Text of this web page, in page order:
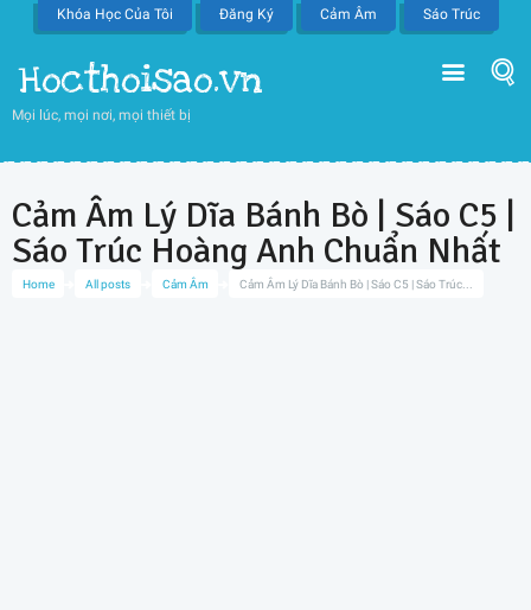
Khóa Học Của Tôi Đăng Ký Cảm Âm Sáo Trúc
Hocthoisao.vn
Mọi lúc, mọi nơi, mọi thiết bị
Home All posts Cảm Âm Cảm Âm Lý Dĩa Bánh Bò | Sáo C5 | Sáo Trúc...
Cảm Âm Lý Dĩa Bánh Bò | Sáo C5 |
Sáo Trúc Hoàng Anh Chuẩn Nhất